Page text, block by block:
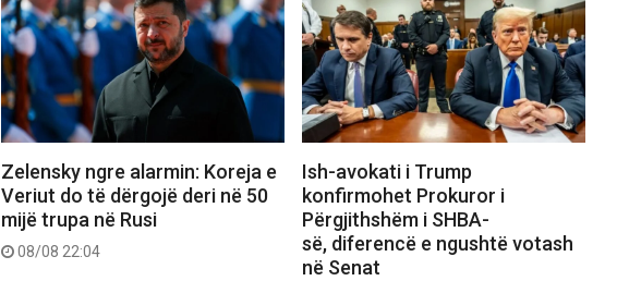
Zelensky ngre alarmin: Koreja e
Veriut do të dërgojë deri në 50
mijë trupa në Rusi
08/08 22:04
Ish-avokati i Trump
konfirmohet Prokuror i
Përgjithshëm i SHBA-
së, diferencë e ngushtë votash
në Senat